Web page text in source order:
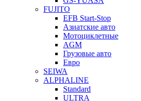
FUJITO
EFB Start-Stop
Азиатские авто
Мотоциклетные
AGM
Грузовые авто
Евро
SEIWA
ALPHALINE
Standard
ULTRA